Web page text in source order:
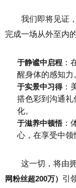
我们即将见证
完成一场从外至内
于静谧中启程 ：
醒身体的感知力
于实景中习得：
搭色彩到沟通
化。
于滋养中顿悟：
心，在享受中领
这一切，将由
网粉丝超200万） 引